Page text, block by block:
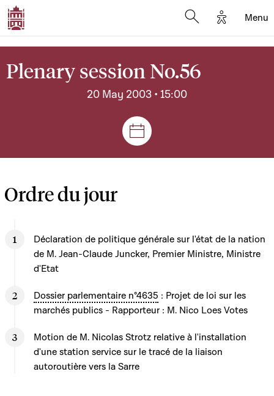
Options
Menu
Plenary session No.56
20 May 2003 • 15:00
Sessions and meetings
Ordre du jour
Déclaration de politique générale sur l'état de la nation
de M. Jean-Claude Juncker, Premier Ministre, Ministre
d'Etat
Dossier parlementaire n°4635 : Projet de loi sur les
marchés publics - Rapporteur : M. Nico Loes Votes
Motion de M. Nicolas Strotz relative à l'installation
d'une station service sur le tracé de la liaison
autoroutière vers la Sarre